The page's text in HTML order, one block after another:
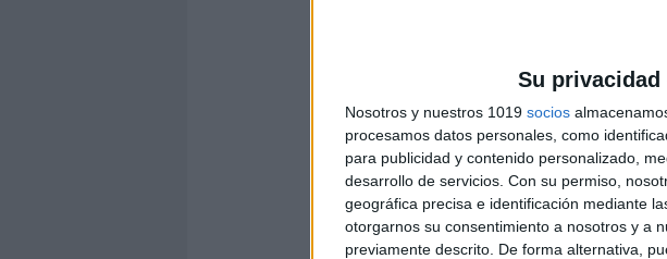
Su
Nosotros y nuestros 1019 socios
procesamos datos personales, como
para publicidad y contenido personalizado,
desarrollo de servicios. Con su permiso,
geográfica precisa e identificación mediante
otorgarnos su consentimiento a nosotros y a
previamente descrito. De forma alternativa,